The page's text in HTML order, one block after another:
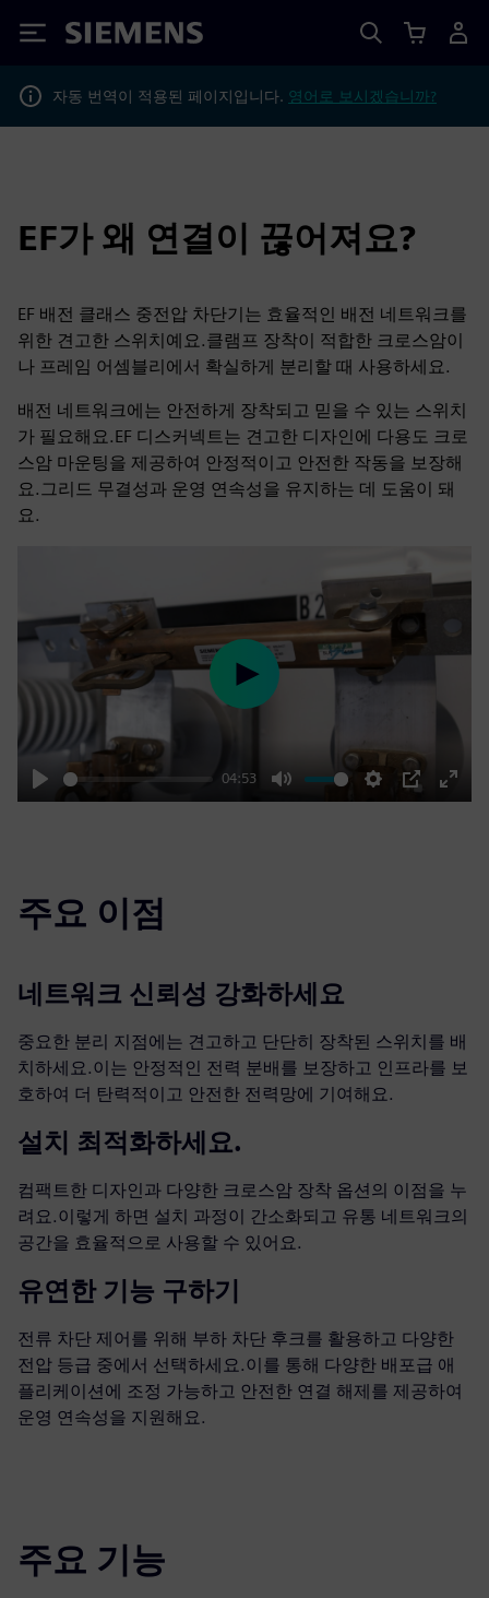
Siemens
자동 번역이 적용된 페이지입니다. 영어로 보시겠습니까?
EF가 왜 연결이 끊어져요?
EF 배전 클래스 중전압 차단기는 효율적인 배전 네트워크를
위한 견고한 스위치예요.클램프 장착이 적합한 크로스암이
나 프레임 어셈블리에서 확실하게 분리할 때 사용하세요.
배전 네트워크에는 안전하게 장착되고 믿을 수 있는 스위치
가 필요해요.EF 디스커넥트는 견고한 디자인에 다용도 크로
스암 마운팅을 제공하여 안정적이고 안전한 작동을 보장해
요.그리드 무결성과 운영 연속성을 유지하는 데 도움이 돼
요.
Play
04:53
Mute Settings
PIP
Enter
Play
주요 이점
네트워크 신뢰성 강화하세요
중요한 분리 지점에는 견고하고 단단히 장착된 스위치를 배
치하세요.이는 안정적인 전력 분배를 보장하고 인프라를 보
호하여 더 탄력적이고 안전한 전력망에 기여해요.
설치 최적화하세요.
컴팩트한 디자인과 다양한 크로스암 장착 옵션의 이점을 누
려요.이렇게 하면 설치 과정이 간소화되고 유통 네트워크의
공간을 효율적으로 사용할 수 있어요.
유연한 기능 구하기
전류 차단 제어를 위해 부하 차단 후크를 활용하고 다양한
전압 등급 중에서 선택하세요.이를 통해 다양한 배포급 애
플리케이션에 조정 가능하고 안전한 연결 해제를 제공하여
운영 연속성을 지원해요.
주요 기능